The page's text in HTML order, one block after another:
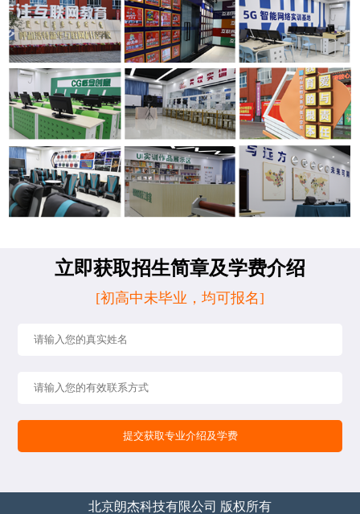
立即获取招生简章及学费介绍
[初高中未毕业，均可报名]
北京朗杰科技有限公司 版权所有